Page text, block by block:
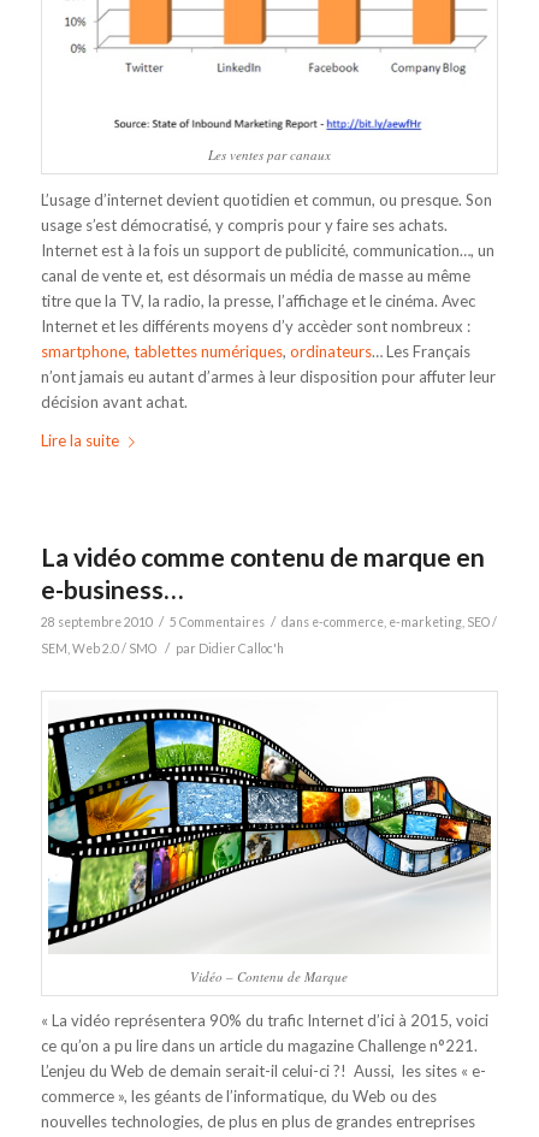
Les ventes par canaux
L’usage d’internet devient quotidien et commun, ou presque. Son
usage s’est démocratisé, y compris pour y faire ses achats.
Internet est à la fois un support de publicité, communication…, un
canal de vente et, est désormais un média de masse au même
titre que la TV, la radio, la presse, l’affichage et le cinéma. Avec
Internet et les différents moyens d’y accèder sont nombreux :
smartphone, tablettes numériques, ordinateurs… Les Français
n’ont jamais eu autant d’armes à leur disposition pour affuter leur
décision avant achat.
Lire la suite
La vidéo comme contenu de marque en
e-business…
28 septembre 2010 / 5 Commentaires / dans e-commerce, e-marketing, SEO /
SEM Web 2.0 / SMO / par Didier Calloc'h
Vidéo – Contenu de Marque
« La vidéo représentera 90% du trafic Internet d’ici à 2015, voici
ce qu’on a pu lire dans un article du magazine Challenge n°221.
L’enjeu du Web de demain serait-il celui-ci ?! Aussi, les sites « e-
commerce », les géants de l’informatique, du Web ou des
nouvelles technologies, de plus en plus de grandes entreprises